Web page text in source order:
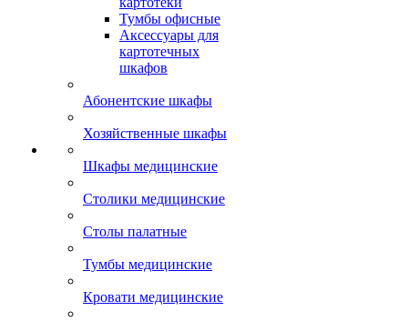
Тумбы офисные
Аксессуары для
картотечных
шкафов
Абонентские шкафы
Хозяйственные шкафы
Шкафы медицинские
Столики медицинские
Столы палатные
Тумбы медицинские
Кровати медицинские